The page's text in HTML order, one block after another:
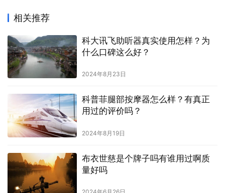
相关推荐
科大讯飞助听器真实使用怎样？为
什么口碑这么好？
2024年8月23日
科普菲腿部按摩器怎么样？有真正
用过的评价吗？
2024年8月19日
布衣世慈是个牌子吗有谁用过啊质
量好吗